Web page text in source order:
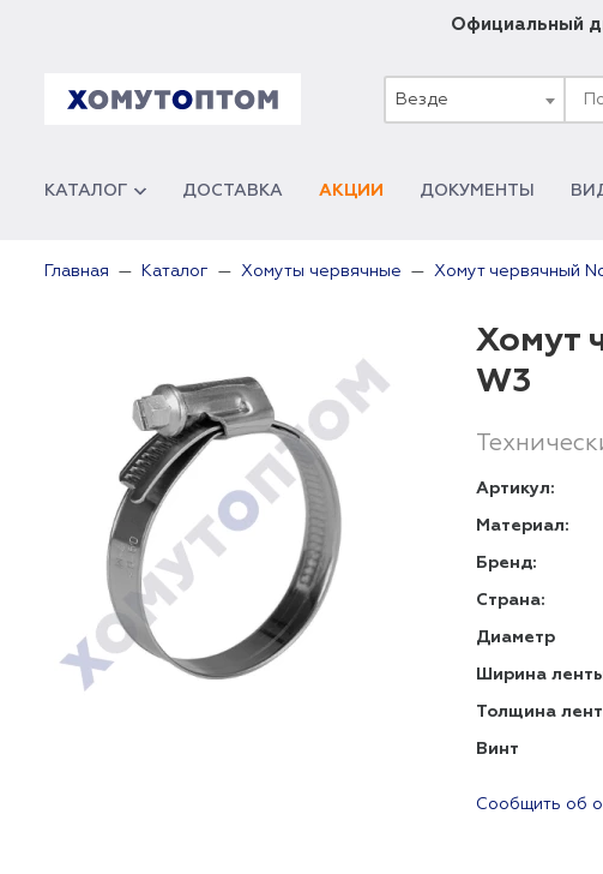
Официальный
Везде
КАТАЛОГ ДОСТАВКА АКЦИИ ДОКУМЕНТЫ
Главная Каталог Хомуты червячные Хомут червячный
Хомут
W3
Артикул:
Материал:
Бренд:
Страна:
Диаметр
Ширина
Толщина
Винт
Сообщить об